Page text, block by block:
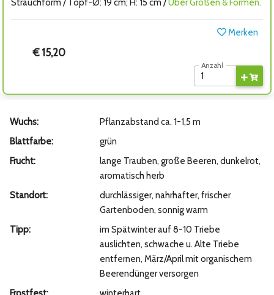
Strauchform / Topf-Ø: 19 cm; H: 15 cm /Über Größen & Formen.
Merken
€ 15,20
Anzahl
Wuchs:
Pflanzabstand ca. 1-1,5 m
Blattfarbe:
grün
Frucht:
lange Trauben, große Beeren, dunkelrot,
aromatisch herb
Standort:
durchlässiger, nahrhafter, frischer
Gartenboden, sonnig warm
Tipp:
im Spätwinter auf 8-10 Triebe
auslichten, schwache u. Alte Triebe
entfernen, März/April mit organischem
Beerendünger versorgen